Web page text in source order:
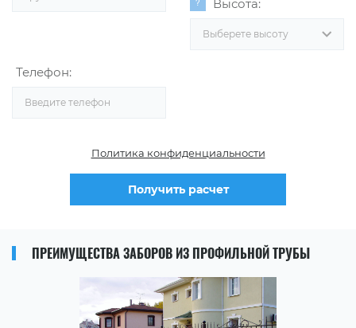
Высота:
Выберете высоту
Телефон:
Политика конфиденциальности
Получить расчет
ПРЕИМУЩЕСТВА ЗАБОРОВ ИЗ ПРОФИЛЬНОЙ ТРУБЫ